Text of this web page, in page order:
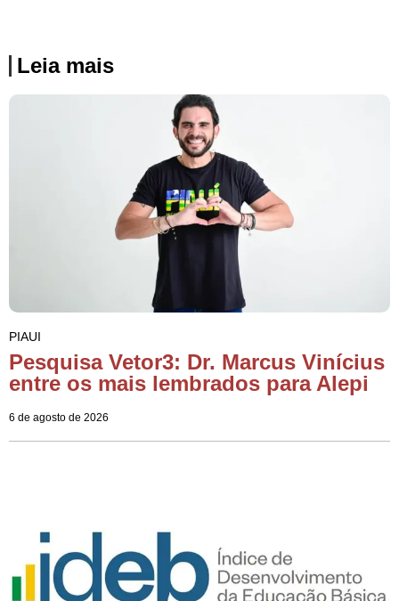
Leia mais
PIAUI
Pesquisa Vetor3: Dr. Marcus Vinícius
entre os mais lembrados para Alepi
6 de agosto de 2026